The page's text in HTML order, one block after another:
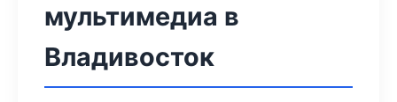
мультимедиа в
Владивосток